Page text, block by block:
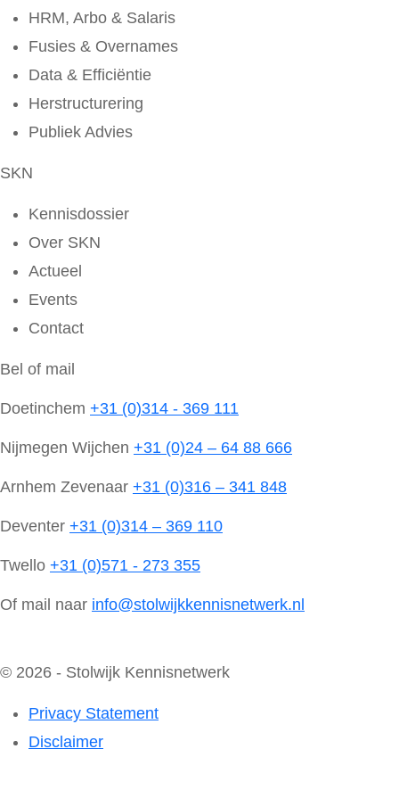
HRM, Arbo & Salaris
Fusies & Overnames
Data & Efficiëntie
Herstructurering
Publiek Advies
SKN
Kennisdossier
Over SKN
Actueel
Events
Contact
Bel of mail
Doetinchem +31 (0)314 - 369 111
Nijmegen Wijchen +31 (0)24 – 64 88 666
Arnhem Zevenaar +31 (0)316 – 341 848
Deventer +31 (0)314 – 369 110
Twello +31 (0)571 - 273 355
Of mail naar info@stolwijkkennisnetwerk.nl
© 2026 - Stolwijk Kennisnetwerk
Privacy Statement
Disclaimer